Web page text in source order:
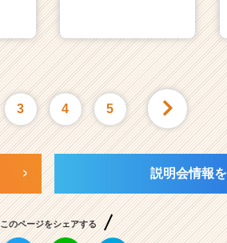
3 4 5
説明会情報
このページをシェアする